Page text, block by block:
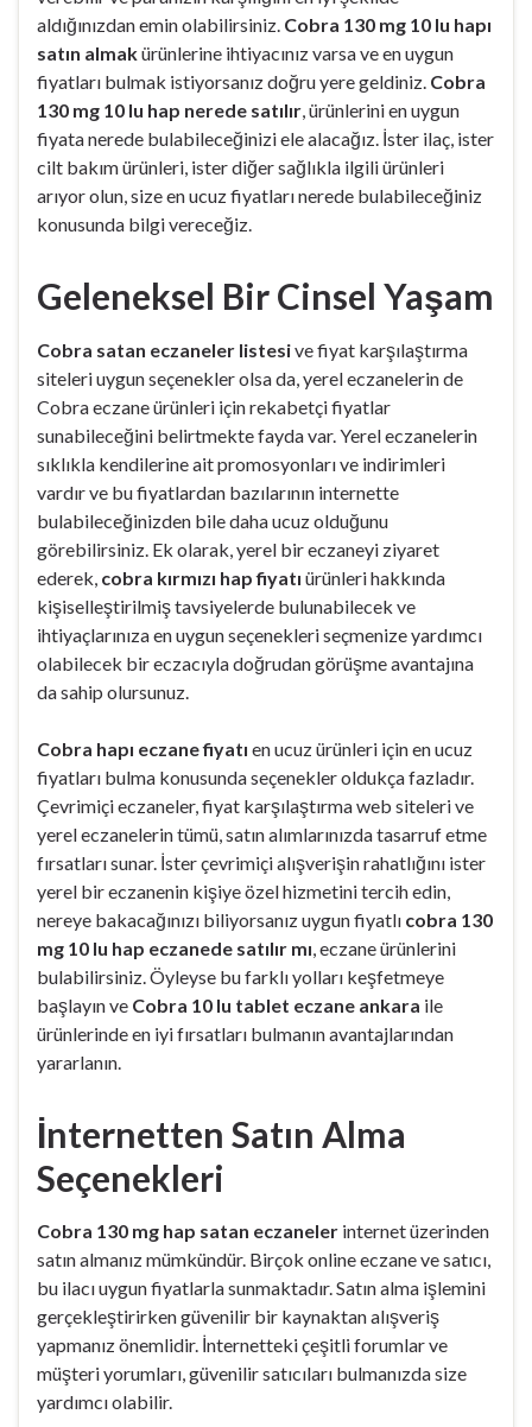
aldığınızdan emin olabilirsiniz. Cobra 130 mg 10 lu hapı
satın almakürünlerine ihtiyacınız varsa ve en uygun
fiyatları bulmak istiyorsanız doğru yere geldiniz. Cobra
130 mg 10 lu hap nerede satılır , ürünlerini en uygun
fiyata nerede bulabileceğinizi ele alacağız. İster ilaç, ister
cilt bakım ürünleri, ister diğer sağlıkla ilgili ürünleri
arıyor olun, size en ucuz fiyatları nerede bulabileceğiniz
konusunda bilgi vereceğiz.
Geleneksel Bir Cinsel Yaşam
Cobra satan eczaneler listesive fiyat karşılaştırma
siteleri uygun seçenekler olsa da, yerel eczanelerin de
Cobra eczane ürünleri için rekabetçi fiyatlar
sunabileceğini belirtmekte fayda var. Yerel eczanelerin
sıklıkla kendilerine ait promosyonları ve indirimleri
vardır ve bu fiyatlardan bazılarının internette
bulabileceğinizden bile daha ucuz olduğunu
görebilirsiniz. Ek olarak, yerel bir eczaneyi ziyaret
ederek, cobra kırmızı hap fiyatı ürünleri hakkında
kişiselleştirilmiş tavsiyelerde bulunabilecek ve
ihtiyaçlarınıza en uygun seçenekleri seçmenize yardımcı
olabilecek bir eczacıyla doğrudan görüşme avantajına
da sahip olursunuz.
Cobra hapı eczane fiyatı en ucuz ürünleri için en ucuz
fiyatları bulma konusunda seçenekler oldukça fazladır.
Çevrimiçi eczaneler, fiyat karşılaştırma web siteleri ve
yerel eczanelerin tümü, satın alımlarınızda tasarruf etme
fırsatları sunar. İster çevrimiçi alışverişin rahatlığını ister
yerel bir eczanenin kişiye özel hizmetini tercih edin,
nereye bakacağınızı biliyorsanız uygun fiyatlı cobra 130
mg 10 lu hap eczanede satılır mı , eczane ürünlerini
bulabilirsiniz. Öyleyse bu farklı yolları keşfetmeye
başlayın ve Cobra 10 lu tablet eczane ankara ile
ürünlerinde en iyi fırsatları bulmanın avantajlarından
yararlanın.
İnternetten Satın Alma
Seçenekleri
Cobra 130 mg hap satan eczaneler internet üzerinden
satın almanız mümkündür. Birçok online eczane ve satıcı,
bu ilacı uygun fiyatlarla sunmaktadır. Satın alma işlemini
gerçekleştirirken güvenilir bir kaynaktan alışveriş
yapmanız önemlidir. İnternetteki çeşitli forumlar ve
müşteri yorumları, güvenilir satıcıları bulmanızda size
yardımcı olabilir.